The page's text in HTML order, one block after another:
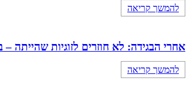
להמשך קריאה
אחרי הבגידה: לא חוזרים לזוגיות שהייתה –
להמשך קריאה